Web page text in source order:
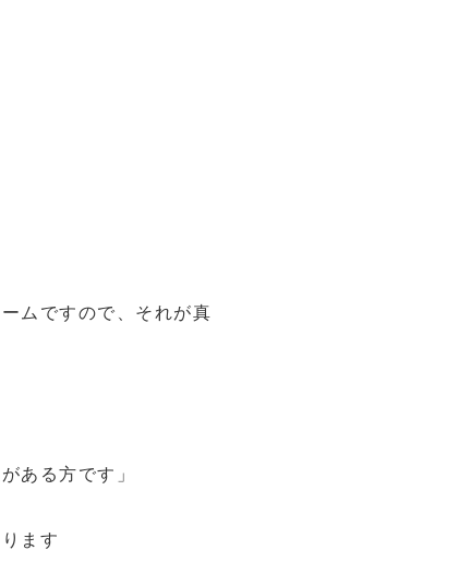
ムですので、それが真
ある方です」
ます